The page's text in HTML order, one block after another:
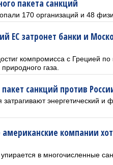
пакета санкций
170 организаций и 48
ЕС затронет банки и
компромисса с Грецией по
газа.
санкций против
энергетический и
компании
в многочисленные